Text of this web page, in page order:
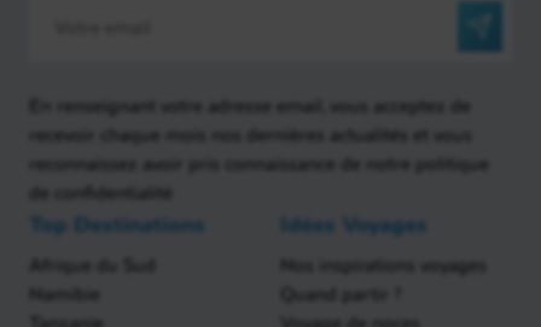
En renseignant votre adresse email, vous acceptez de
recevoir chaque mois nos dernières actualités et vous
reconnaissez avoir pris connaissance de notre politique
de confidentialité
Top Destinations
Afrique du Sud
Namibie
Tanzanie
Idées Voyages
Nos inspirations voyages
Quand partir ?
Voyage de noces